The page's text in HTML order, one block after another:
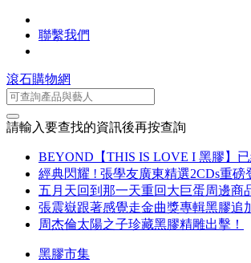
聯繫我們
滾石購物網
請輸入要查找的資訊後再按查詢
BEYOND【THIS IS LOVE I 黑膠】已
經典閃耀 ! 張學友廣東精選2CDs重磅
五月天回到那一天重回大巨蛋周邊商
張震嶽跟著感覺走金曲獎專輯黑膠追
周杰倫太陽之子珍藏黑膠精雕出擊！
黑膠市集